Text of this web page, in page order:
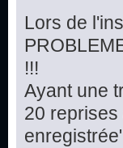
Lors de
!!!
Ayant une
20